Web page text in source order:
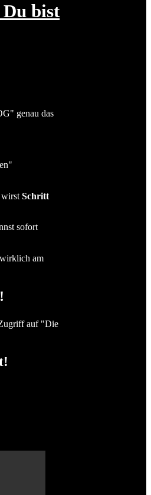
Du bist
genau das
wirstSchritt
sofort
am
auf "Die